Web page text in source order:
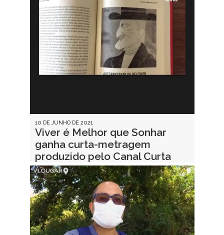
10 DE JUNHO DE 2021
Viver é Melhor que Sonhar
ganha curta-metragem
produzido pelo Canal Curta